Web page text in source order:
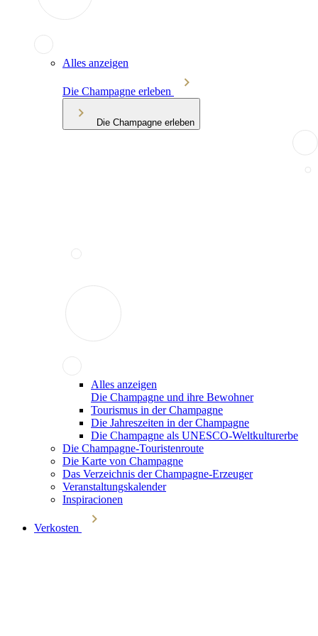
Alles anzeigen
Die Champagne erleben
Die Champagne erleben
Alles anzeigen
Die Champagne und ihre Bewohner
Tourismus in der Champagne
Die Jahreszeiten in der Champagne
Die Champagne als UNESCO-Weltkulturerbe
Die Champagne-Touristenroute
Die Karte von Champagne
Das Verzeichnis der Champagne-Erzeuger
Veranstaltungskalender
Inspiracionen
Verkosten